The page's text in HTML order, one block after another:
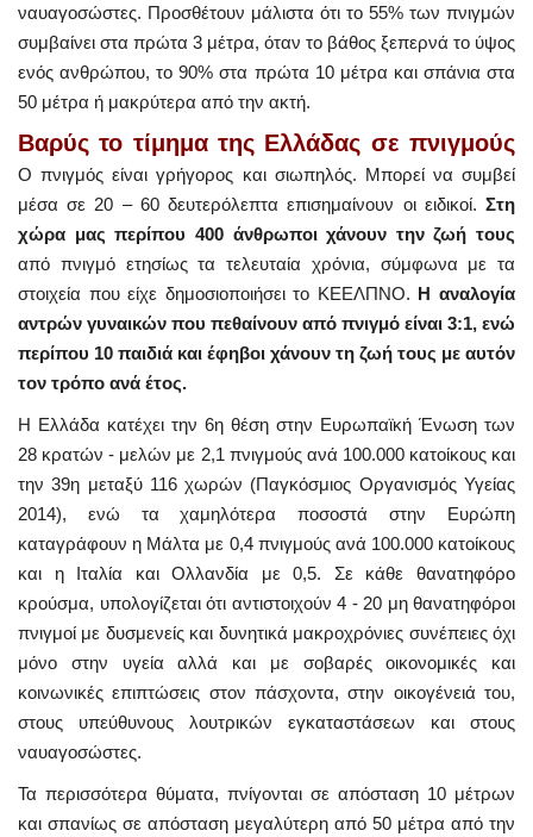
ναυαγοσώστες. Προσθέτουν μάλιστα ότι το 55% των πνιγμών
συμβαίνει στα πρώτα 3 μέτρα, όταν το βάθος ξεπερνά το ύψος
ενός ανθρώπου, το 90% στα πρώτα 10 μέτρα και σπάνια στα
50 μέτρα ή μακρύτερα από την ακτή.
Βαρύς το τίμημα της Ελλάδας σε πνιγμούς
Ο πνιγμός είναι γρήγορος και σιωπηλός. Μπορεί να συμβεί
μέσα σε 20 – 60 δευτερόλεπτα επισημαίνουν οι ειδικοί. Στη
χώρα μας περίπου 400 άνθρωποι χάνουν την ζωή τους
από πνιγμό ετησίως τα τελευταία χρόνια, σύμφωνα με τα
στοιχεία που είχε δημοσιοποιήσει το ΚΕΕΛΠΝΟ. Η αναλογία
αντρών γυναικών που πεθαίνουν από πνιγμό είναι 3:1, ενώ
περίπου 10 παιδιά και έφηβοι χάνουν τη ζωή τους με αυτόν
τον τρόπο ανά έτος.
Η Ελλάδα κατέχει την 6η θέση στην Ευρωπαϊκή Ένωση των
28 κρατών - μελών με 2,1 πνιγμούς ανά 100.000 κατοίκους και
την 39η μεταξύ 116 χωρών (Παγκόσμιος Οργανισμός Υγείας
2014), ενώ τα χαμηλότερα ποσοστά στην Ευρώπη
καταγράφουν η Μάλτα με 0,4 πνιγμούς ανά 100.000 κατοίκους
και η Ιταλία και Ολλανδία με 0,5. Σε κάθε θανατηφόρο
κρούσμα, υπολογίζεται ότι αντιστοιχούν 4 - 20 μη θανατηφόροι
πνιγμοί με δυσμενείς και δυνητικά μακροχρόνιες συνέπειες όχι
μόνο στην υγεία αλλά και με σοβαρές οικονομικές και
κοινωνικές επιπτώσεις στον πάσχοντα, στην οικογένειά του,
στους υπεύθυνους λουτρικών εγκαταστάσεων και στους
ναυαγοσώστες.
Τα περισσότερα θύματα, πνίγονται σε απόσταση 10 μέτρων
και σπανίως σε απόσταση μεγαλύτερη από 50 μέτρα από την